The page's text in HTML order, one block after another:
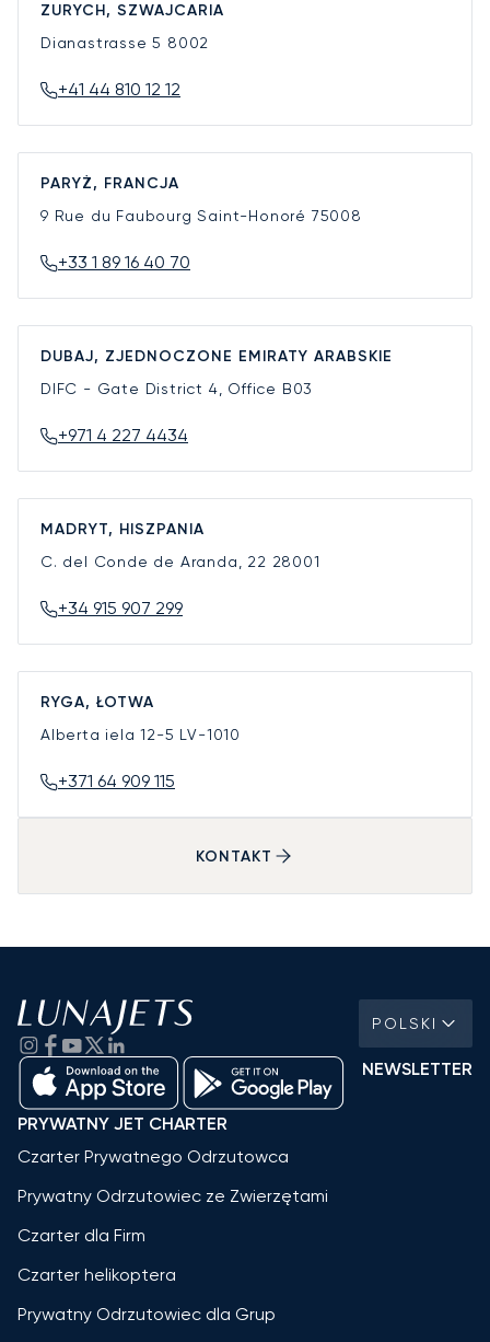
ZURYCH, SZWAJCARIA
Dianastrasse 5 8002
+41 44 810 12 12
PARYŻ, FRANCJA
9 Rue du Faubourg Saint-Honoré 75008
+33 1 89 16 40 70
DUBAJ, ZJEDNOCZONE EMIRATY ARABSKIE
DIFC - Gate District 4, Office B03
+971 4 227 4434
MADRYT, HISZPANIA
C. del Conde de Aranda, 22 28001
+34 915 907 299
RYGA, ŁOTWA
Alberta iela 12-5 LV-1010
+371 64 909 115
KONTAKT
POLSKI
NEWSLETTER
PRYWATNY JET CHARTER
Czarter Prywatnego Odrzutowca
Prywatny Odrzutowiec ze Zwierzętami
Czarter dla Firm
Czarter helikoptera
Prywatny Odrzutowiec dla Grup